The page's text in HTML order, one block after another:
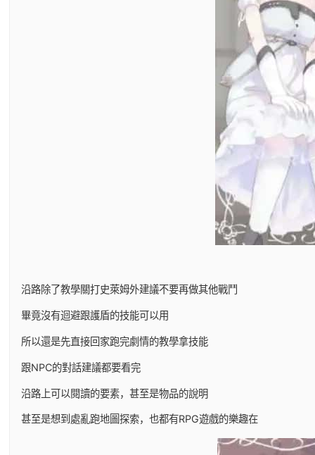
沿路除了教學關打史萊姆外建議不要再做其他戰鬥
畢竟沒有迴避跟護盾的技能可以用
所以還是先直接回家跑完劇情的教學拿技能
跟NPC的對話建議都要看完
沿路上可以閱讀的要素，甚至是物品的說明
甚至是想到處亂跑地圖探索，也都有RPG遊戲的樂趣在